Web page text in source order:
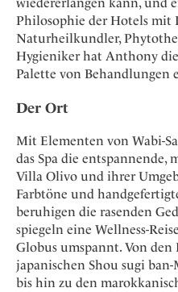
Philosophie der Hotels mit
Naturheilkundler,
Hygieniker hat Anthony
Palette von Behandlungen
Der Ort
Mit Elementen von Wabi-
das Spa die
Villa Olivo und ihrer
Farbtöne und
beruhigen die rasenden
spiegeln eine Wellness-
Globus umspannt. Von
japanischen Shou sugi
bis hin zu den